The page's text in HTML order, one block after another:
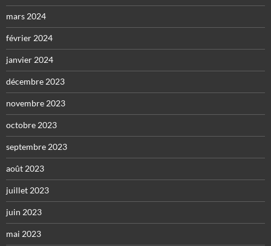
mars 2024
février 2024
janvier 2024
décembre 2023
novembre 2023
octobre 2023
septembre 2023
août 2023
juillet 2023
juin 2023
mai 2023